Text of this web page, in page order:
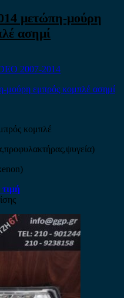
μετώπη-μούρη
ασημί
2007-2014
κομπλέ